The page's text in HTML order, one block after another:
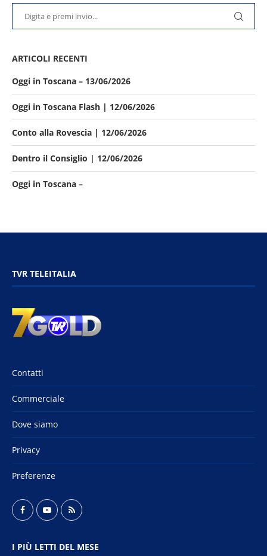
ARTICOLI RECENTI
Oggi in Toscana – 13/06/2026
Oggi in Toscana Flash | 12/06/2026
Conto alla Rovescia | 12/06/2026
Dentro il Consiglio | 12/06/2026
Oggi in Toscana –
TVR TELEITALIA
Contatti
Commerciale
Dove siamo
Privacy
Preferenze
I PIÙ LETTI DEL MESE